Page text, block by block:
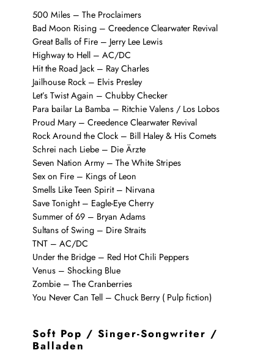
500 Miles – The Proclaimers
Bad Moon Rising – Creedence Clearwater Revival
Great Balls of Fire – Jerry Lee Lewis
Highway to Hell – AC/DC
Hit the Road Jack – Ray Charles
Jailhouse Rock – Elvis Presley
Let’s Twist Again – Chubby Checker
Para bailar La Bamba – Ritchie Valens / Los Lobos
Proud Mary – Creedence Clearwater Revival
Rock Around the Clock – Bill Haley & His Comets
Schrei nach Liebe – Die Ärzte
Seven Nation Army – The White Stripes
Sex on Fire – Kings of Leon
Smells Like Teen Spirit – Nirvana
Save Tonight – Eagle-Eye Cherry
Summer of 69 – Bryan Adams
Sultans of Swing – Dire Straits
TNT – AC/DC
Under the Bridge – Red Hot Chili Peppers
Venus – Shocking Blue
Zombie – The Cranberries
You Never Can Tell – Chuck Berry ( Pulp fiction)
Soft Pop / Singer-Songwriter /
Balladen